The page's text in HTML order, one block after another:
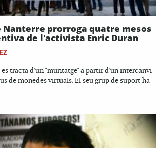
Nanterre prorroga quatre mesos
de l'activista Enric Duran
tracta d'un "muntatge" a partir d'un intercanvi
de monedes virtuals. El seu grup de suport ha